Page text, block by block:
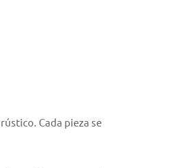
Cada pieza se